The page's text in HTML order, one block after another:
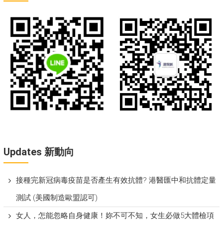
Updates 新動向
接種完新冠病毒疫苗是否產生有效抗體? 港醫匯中和抗體定量
測試 (美國制造歐盟認可)
女人，怎能忽略自身健康！妳不可不知，女生必做5大體檢項